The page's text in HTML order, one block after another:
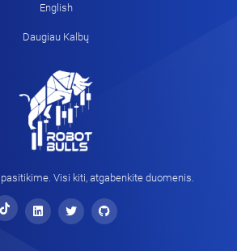
English
Daugiau Kalbų
Visi kiti, atgabenkite duomenis.